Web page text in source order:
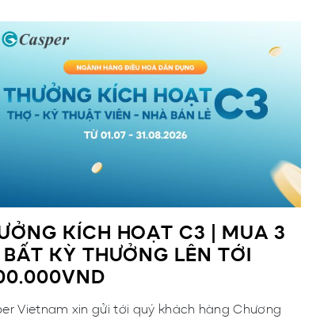
KÍCH HOẠT C3 | MUA 3
BẤT KỲ THƯỞNG LÊN TỚI
Vietnam xin gửi tới quý khách hàng Chương